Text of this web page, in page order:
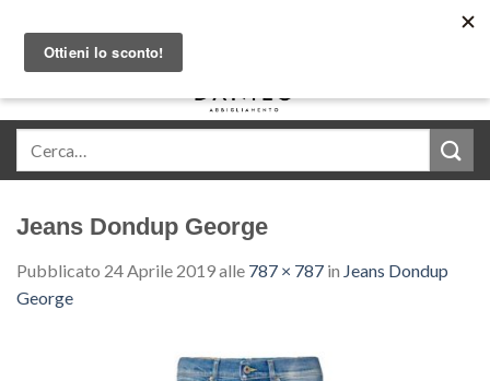
content
Jeans Dondup George
Pubblicato 24 Aprile 2019alle 787 × 787 in Jeans Dondup
George